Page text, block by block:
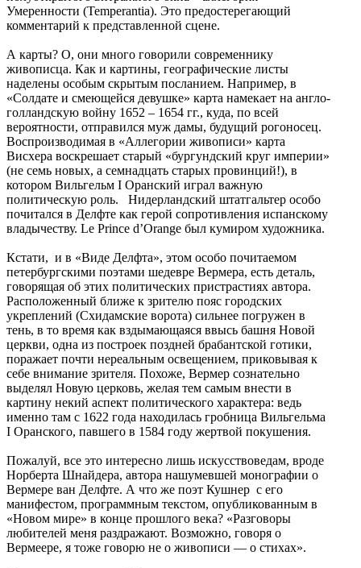
Умеренности (Temperantia). Это предостерегающий
комментарий к представленной сцене.
А карты? О, они много говорили современнику
живописца. Как и картины, географические листы
наделены особым скрытым посланием. Например, в
«Солдате и смеющейся девушке» карта намекает на англо-
голландскую войну 1652 – 1654 гг., куда, по всей
вероятности, отправился муж дамы, будущий рогоносец.
Воспроизводимая в «Аллегории живописи» карта
Висхера воскрешает старый «бургундский круг империи»
(не семь новых, а семнадцать старых провинций!), в
котором Вильгельм I Оранский играл важную
политическую роль. Нидерландский штатгальтер особо
почитался в Делфте как герой сопротивления испанскому
владычеству. Le Prince d’Orange был кумиром художника.
Кстати, и в «Виде Делфта», этом особо почитаемом
петербургскими поэтами шедевре Вермера, есть деталь,
говорящая об этих политических пристрастиях автора.
Расположенный ближе к зрителю пояс городских
укреплений (Схидамские ворота) сильнее погружен в
тень, в то время как вздымающаяся ввысь башня Новой
церкви, одна из построек поздней брабантской готики,
поражает почти нереальным освещением, приковывая к
себе внимание зрителя. Похоже, Вермер сознательно
выделял Новую церковь, желая тем самым внести в
картину некий аспект политического характера: ведь
именно там с 1622 года находилась гробница Вильгельма
I Оранского, павшего в 1584 году жертвой покушения.
Пожалуй, все это интересно лишь искусствоведам, вроде
Норберта Шнайдера, автора нашумевшей монографии о
Вермере ван Делфте. А что же поэт Кушнер с его
манифестом, программным текстом, опубликованным в
«Новом мире» в конце прошлого века? «Разговоры
любителей меня раздражают. Возможно, говоря о
Вермеере, я тоже говорю не о живописи — о стихах».